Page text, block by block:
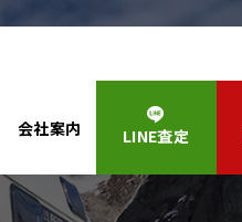
会社案内 LINE査定